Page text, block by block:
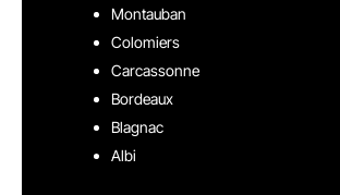
Montauban
Colomiers
Carcassonne
Bordeaux
Blagnac
Albi